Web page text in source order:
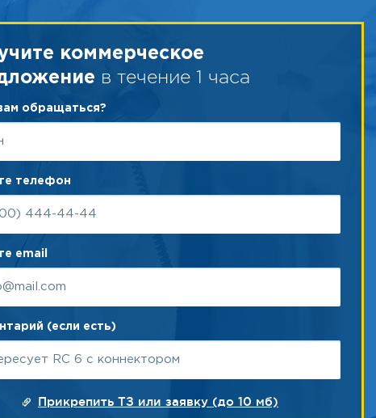
коммерческое
в течение 1 часа
обращаться?
телефон
email
(если есть)
Прикрепить ТЗ или заявку (до 10 мб)